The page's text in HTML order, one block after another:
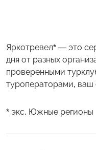
Яркотревел* — это
дня от разных
проверенными
туроператорами, ваш
* экс. Южные регионы